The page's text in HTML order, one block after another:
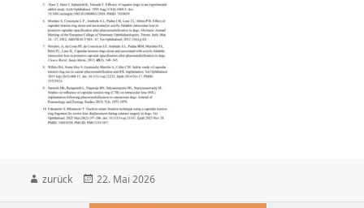
back
zurück
Veröffentlicht
22. Mai 2026